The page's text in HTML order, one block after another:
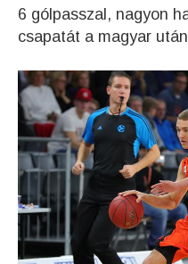
6 gólpasszal, nagyon
csapatát a magyar